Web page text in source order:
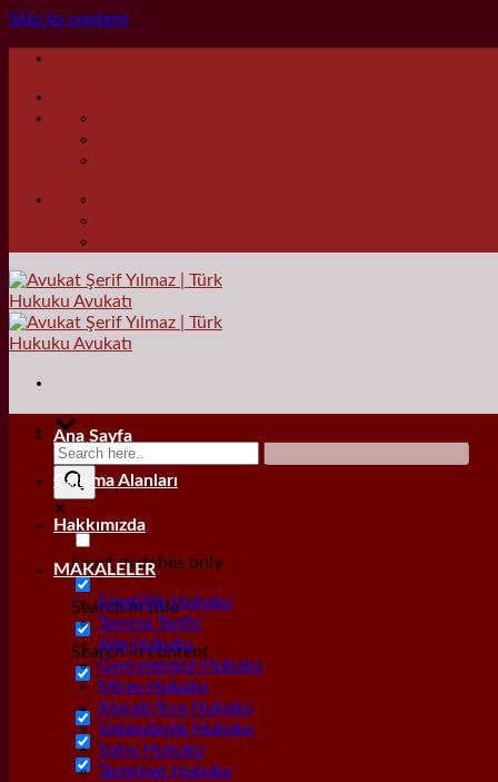
Skip to content
Exact matches only
Search in title
Search in content
Ana Sayfa
Çalışma Alanları
Hakkımızda
MAKALELER
Emeklilik Hukuku
Tanıma Tenfiz
Aile Hukuku
Gayrımenkul Hukuku
Miras Hukuku
Alacak/İcra Hukuku
Vatandaşlık Hukuku
Şahıs Hukuku
Tazminat Hukuku